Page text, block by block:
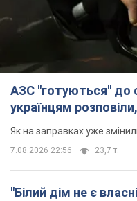
АЗС "готуються" до
українцям
Як на заправках уже
7.08.2026 22:56 23,7 т.
"Білий дім не є